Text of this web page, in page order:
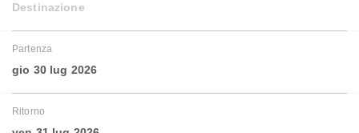
Destinazione
Partenza
gio 30 lug 2026
Ritorno